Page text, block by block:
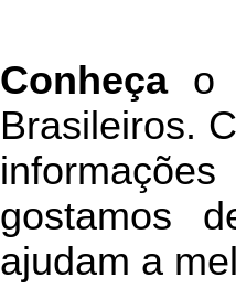
Conheçao
Brasileiros.
gostamos
ajudam a